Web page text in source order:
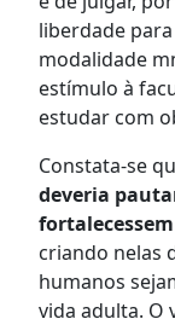
liberdade
modalidade
estímulo à
estudar com
Constata-se
deveria
criando nelas
humanos
vida adulta. O